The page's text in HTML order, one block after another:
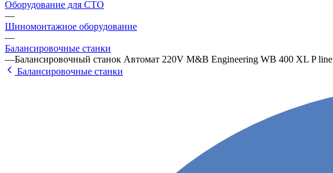
Оборудование для СТО
—
Шиномонтажное оборудование
—
Балансировочные станки
—Балансировочный станок Автомат 220V M&B Engineering WB 400 XL P line
Балансировочные станки